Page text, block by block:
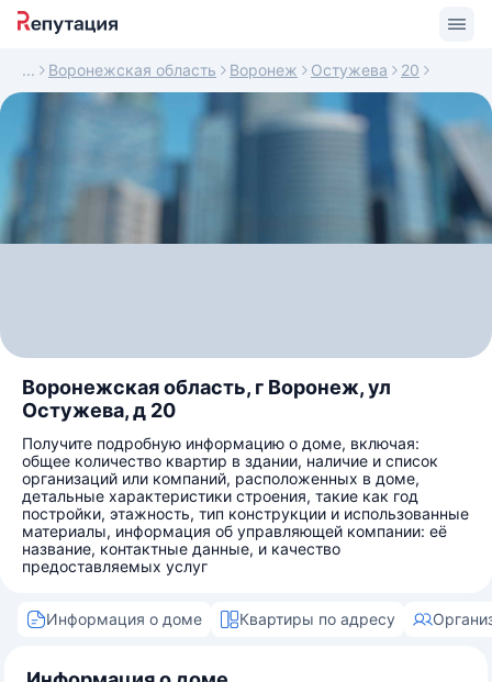
Воронежская область Воронеж Остужева 20
Воронежская область, г Воронеж, ул
Остужева, д 20
Получите подробную информацию о доме, включая:
общее количество квартир в здании, наличие и список
организаций или компаний, расположенных в доме,
детальные характеристики строения, такие как год
постройки, этажность, тип конструкции и использованные
материалы, информация об управляющей компании: её
название, контактные данные, и качество
предоставляемых услуг
Информация о доме Квартиры по адресу